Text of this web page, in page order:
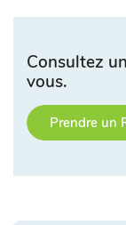
Consultez
vous.
Prendre un